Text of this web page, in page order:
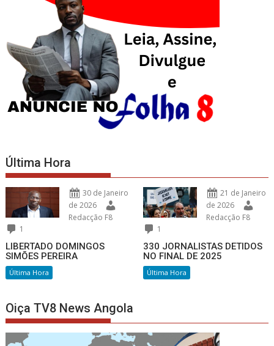
Última Hora
30 de Janeiro
de 2026
Redacção F8
1
LIBERTADO DOMINGOS
SIMÕES PEREIRA
Última Hora
21 de Janeiro
de 2026
Redacção F8
1
330 JORNALISTAS DETIDOS
NO FINAL DE 2025
Última Hora
Oiça TV8 News Angola